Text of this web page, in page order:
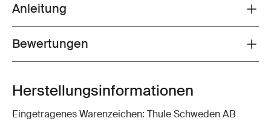
Toggle guides and instructions
Anleitung
Toggle overview
Bewertungen
Herstellungsinformationen
Eingetragenes Warenzeichen: Thule Schweden AB